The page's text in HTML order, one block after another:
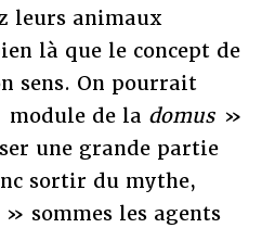
leurs animaux
là que le concept de
sens. On pourrait
module de la domus»
une grande partie
sortir du mythe,
sommes les agents